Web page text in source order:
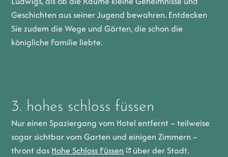
Geschichten aus seiner Jugend bewahren. Entdecken
Sie zudem die Wege und Gärten, die schon die
königliche Familie liebte.
3. hohes schloss füssen
Nur einen Spaziergang vom Hotel entfernt – teilweise
sogar sichtbar vom Garten und einigen Zimmern –
thront das Hohe Schloss Füssen
über der Stadt.